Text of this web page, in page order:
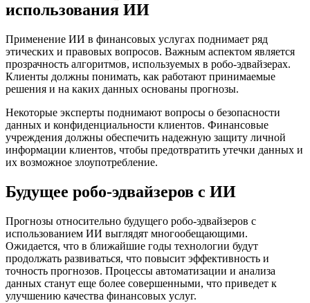
использования ИИ
Применение ИИ в финансовых услугах поднимает ряд
этических и правовых вопросов. Важным аспектом является
прозрачность алгоритмов, используемых в робо-эдвайзерах.
Клиенты должны понимать, как работают принимаемые
решения и на каких данных основаны прогнозы.
Некоторые эксперты поднимают вопросы о безопасности
данных и конфиденциальности клиентов. Финансовые
учреждения должны обеспечить надежную защиту личной
информации клиентов, чтобы предотвратить утечки данных и
их возможное злоупотребление.
Будущее робо-эдвайзеров с ИИ
Прогнозы относительно будущего робо-эдвайзеров с
использованием ИИ выглядят многообещающими.
Ожидается, что в ближайшие годы технологии будут
продолжать развиваться, что повысит эффективность и
точность прогнозов. Процессы автоматизации и анализа
данных станут еще более совершенными, что приведет к
улучшению качества финансовых услуг.